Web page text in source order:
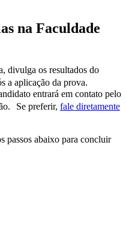
na Faculdade
divulga os resultados do
a aplicação da prova.
entrará em contato pelo
Se preferir, fale diretamente
passos abaixo para concluir